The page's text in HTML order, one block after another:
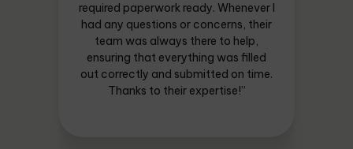
required paperwork ready. Whenever I
had any questions or concerns, their
team was always there to help,
ensuring that everything was filled
out correctly and submitted on time.
Thanks to their expertise!”